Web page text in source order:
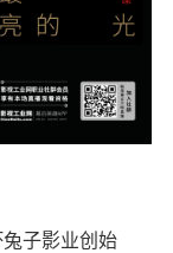
子影业创始